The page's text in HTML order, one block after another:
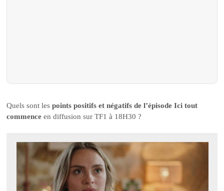
Quels sont lespoints positifs et négatifs de l’épisode Ici tout
commenceen diffusion sur TF1 à 18H30 ?